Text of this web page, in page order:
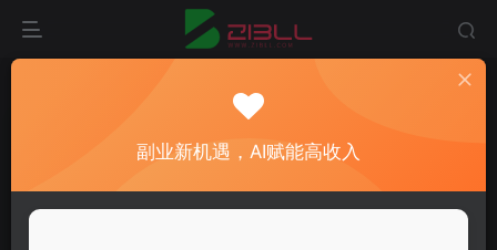
在家做网上兼职如何避免被骗的方法汇总
关注 私信
副业新机遇，AI赋能高收入